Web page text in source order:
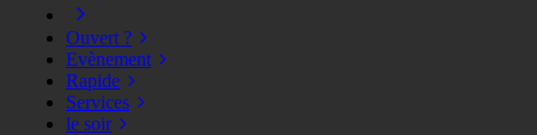
Ouvert ?
Evènement
Rapide
Services
le soir